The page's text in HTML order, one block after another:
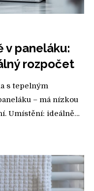
v paneláku:
rozpočet
s tepelným
– má nízkou
Umístění: ideálně…